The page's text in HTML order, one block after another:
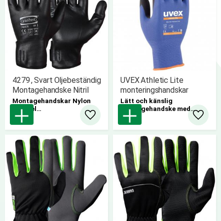
4279 , Svart Oljebeständig
Montagehandske Nitril
Montagehandskar Nylon
med hel
nitrilmikroskumbeläggning.
12st/bunt
pris/par
Lägg till i favoriter
UVEX Athletic Lite
monteringshandskar
Lätt och känslig
montagehandske med
mycket goda ventilerande
egenskaper.
Lägg